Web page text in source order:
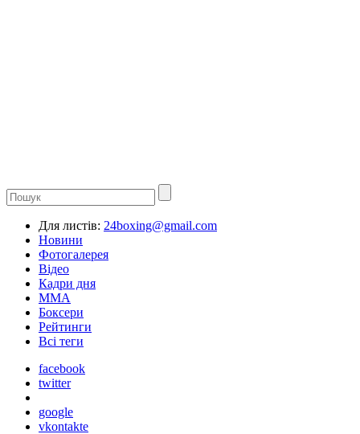
Для листів: 24boxing@gmail.com
Новини
Фотогалерея
Відео
Кадри дня
ММА
Боксери
Рейтинги
Всі теги
facebook
twitter
google
vkontakte